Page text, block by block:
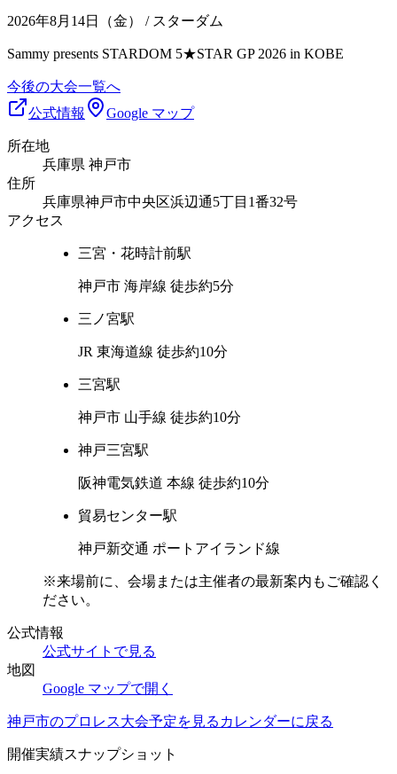
2026年8月14日（金） / スターダム
Sammy presents STARDOM 5★STAR GP 2026 in KOBE
今後の大会一覧へ
公式情報
Google マップ
所在地
兵庫県 神戸市
住所
兵庫県神戸市中央区浜辺通5丁目1番32号
アクセス
三宮・花時計前駅
神戸市 海岸線 徒歩約5分
三ノ宮駅
JR 東海道線 徒歩約10分
三宮駅
神戸市 山手線 徒歩約10分
神戸三宮駅
阪神電気鉄道 本線 徒歩約10分
貿易センター駅
神戸新交通 ポートアイランド線
※来場前に、会場または主催者の最新案内もご確認く
ださい。
公式情報
公式サイトで見る
地図
Google マップで開く
神戸市のプロレス大会予定を見る カレンダーに戻る
開催実績スナップショット